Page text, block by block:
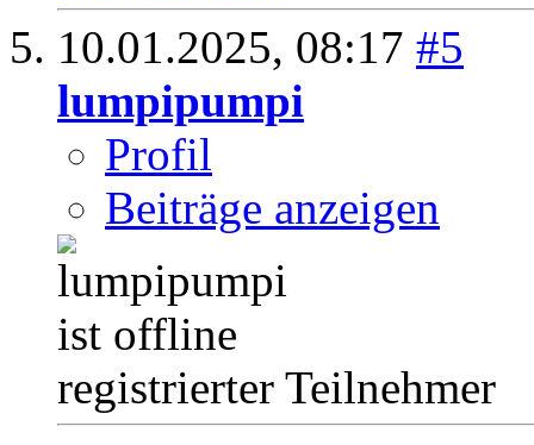
10.01.2025, 08:17 #5
lumpipumpi
Profil
Beiträge anzeigen
registrierter Teilnehmer